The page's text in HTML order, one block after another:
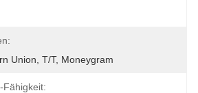
Union, T/T, Moneygram
Fähigkeit: